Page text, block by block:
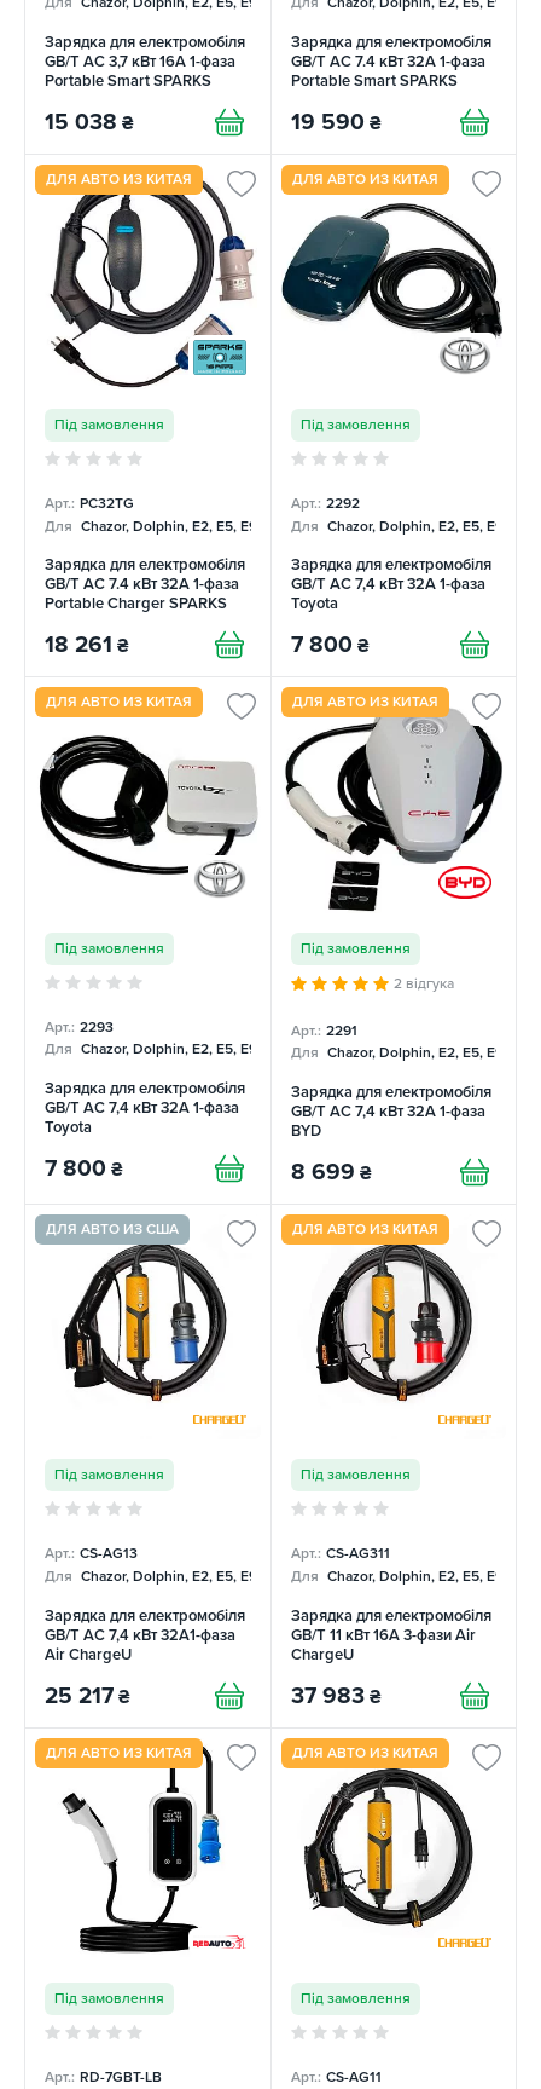
Зарядка для електромобіля
GB/T AC 3,7 кВт 16А 1-фаза
Portable Smart SPARKS
15 038 ₴
Зарядка для електромобіля
GB/T AC 7.4 кВт 32А 1-фаза
Portable Smart SPARKS
19 590 ₴
ДЛЯ АВТО ИЗ КИТАЯ
Під замовлення
Арт.: PC32TG
Для Chazor, Dolphin, E2, E5, E9, Mercedes
Зарядка для електромобіля
GB/T AC 7.4 кВт 32А 1-фаза
Portable Charger SPARKS
18 261 ₴
ДЛЯ АВТО ИЗ КИТАЯ
Під замовлення
Арт.: 2292
Для Chazor, Dolphin, E2, E5, E9,
Зарядка для електромобіля
GB/T AC 7,4 кВт 32А 1-фаза
Toyota
7 800 ₴
ДЛЯ АВТО ИЗ КИТАЯ
Під замовлення
Арт.: 2293
Для Chazor, Dolphin, E2, E5, E9, Mercedes
Зарядка для електромобіля
GB/T AC 7,4 кВт 32А 1-фаза
Toyota
7 800 ₴
ДЛЯ АВТО ИЗ КИТАЯ
Під замовлення
2 відгука
Арт.: 2291
Для Chazor, Dolphin, E2, E5, E9,
Зарядка для електромобіля
GB/T AC 7,4 кВт 32А 1-фаза
BYD
8 699 ₴
ДЛЯ АВТО ИЗ США
Під замовлення
Арт.: CS-AG13
Для Chazor, Dolphin, E2, E5, E9, Mercedes
Зарядка для електромобіля
GB/T AC 7,4 кВт 32A1-фаза
Air ChargeU
25 217 ₴
ДЛЯ АВТО ИЗ КИТАЯ
Під замовлення
Арт.: CS-AG311
Для Chazor, Dolphin, E2, E5, E9,
Зарядка для електромобіля
GB/T 11 кВт 16A 3-фази Air
ChargeU
37 983 ₴
ДЛЯ АВТО ИЗ КИТАЯ
Під замовлення
Арт.: RD-7GBT-LB
ДЛЯ АВТО ИЗ КИТАЯ
Під замовлення
Арт.: CS-AG11